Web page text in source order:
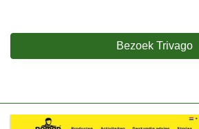
Bezoek Trivago